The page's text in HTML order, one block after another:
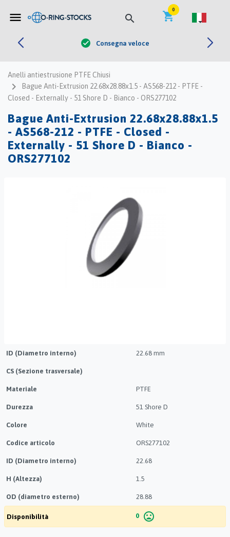
menu search shopping_cart
0
check Consegna veloce
Anelli antiestrusione PTFE Chiusi
navigate_next
Bague Anti-Extrusion 22.68x28.88x1.5 - AS568-212 - PTFE -
Closed - Externally - 51 Shore D - Bianco - ORS277102
Bague Anti-Extrusion 22.68x28.88x1.5
- AS568-212 - PTFE - Closed -
Externally - 51 Shore D - Bianco -
ORS277102


ID (Diametro interno) 22.68 mm
CS (Sezione trasversale)
Materiale PTFE
Durezza 51 Shore D
Colore White
Codice articolo ORS277102
ID (Diametro interno) 22.68
H (Altezza) 1.5
OD (diametro esterno) 28.88
Disponibilità 0 mood_bad